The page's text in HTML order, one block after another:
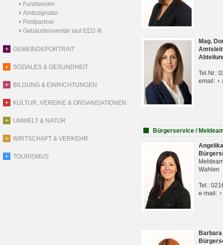
Fundwesen
Amtssignatur
Postpartner
Gebäudeinventar laut EED III
GEMEINDEPORTRAIT
SOZIALES & GESUNDHEIT
BILDUNG & EINRICHTUNGEN
KULTUR, VEREINE & ORGANISATIONEN
UMWELT & NATUR
WIRTSCHAFT & VERKEHR
TOURISMUS
Mag.
Tel.Nr.:
email:
Bürgerservice /
Wahlen
Tel.:
e-mail: